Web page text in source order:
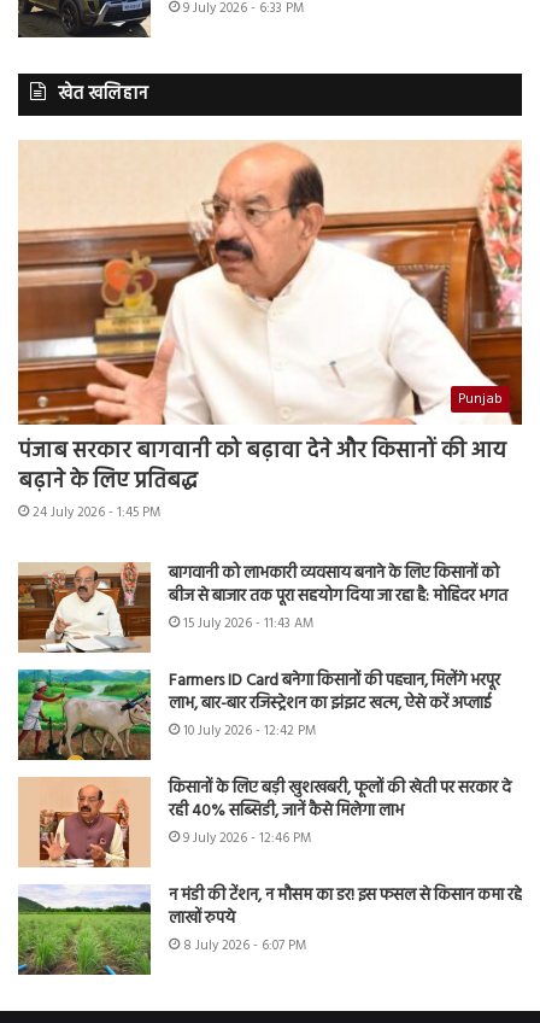
9 July 2026 - 6:33 PM
खेत खलिहान
Punjab
पंजाब सरकार बागवानी को बढ़ावा देने और किसानों की आय
बढ़ाने के लिए प्रतिबद्ध
24 July 2026 - 1:45 PM
बागवानी को लाभकारी व्यवसाय बनाने के लिए किसानों को
बीज से बाजार तक पूरा सहयोग दिया जा रहा है: मोहिंदर भगत
15 July 2026 - 11:43 AM
Farmers ID Card बनेगा किसानों की पहचान, मिलेंगे भरपूर
लाभ, बार-बार रजिस्ट्रेशन का झंझट खत्म, ऐसे करें अप्लाई
10 July 2026 - 12:42 PM
किसानों के लिए बड़ी खुशखबरी, फूलों की खेती पर सरकार दे
रही 40% सब्सिडी, जानें कैसे मिलेगा लाभ
9 July 2026 - 12:46 PM
न मंडी की टेंशन, न मौसम का डर! इस फसल से किसान कमा रहे
लाखों रुपये
8 July 2026 - 6:07 PM